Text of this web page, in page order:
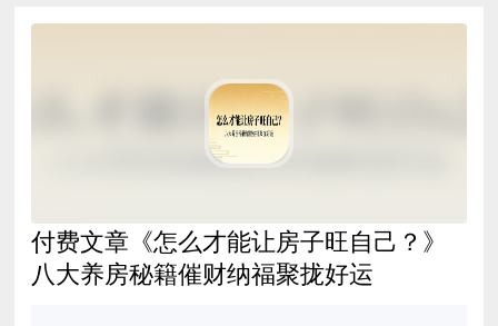
付费文章《怎么才能让房子旺自己？》
八大养房秘籍催财纳福聚拢好运